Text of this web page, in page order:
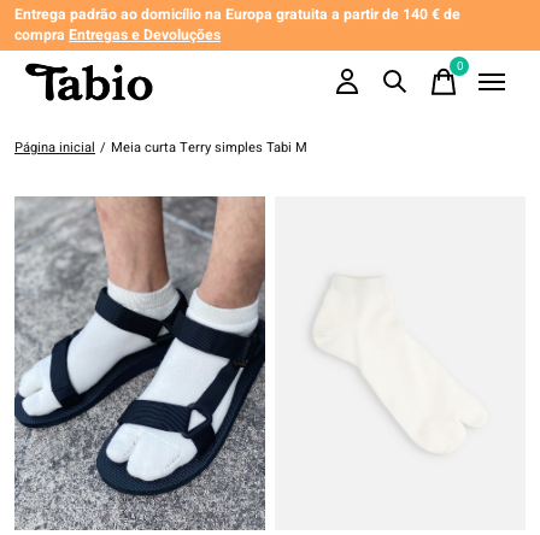
Entrega padrão ao domicílio na Europa gratuita a partir de 140 € de
compra Entregas e Devoluções
0items
Página inicial / Meia curta Terry simples Tabi M